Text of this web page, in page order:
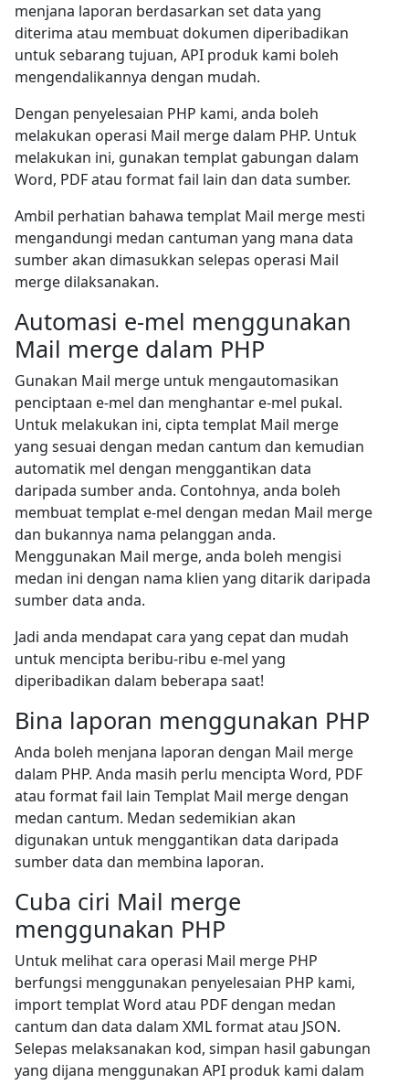
menjana laporan berdasarkan set data yang
diterima atau membuat dokumen diperibadikan
untuk sebarang tujuan, API produk kami boleh
mengendalikannya dengan mudah.
Dengan penyelesaian PHP kami, anda boleh
melakukan operasi Mail merge dalam PHP. Untuk
melakukan ini, gunakan templat gabungan dalam
Word, PDF atau format fail lain dan data sumber.
Ambil perhatian bahawa templat Mail merge mesti
mengandungi medan cantuman yang mana data
sumber akan dimasukkan selepas operasi Mail
merge dilaksanakan.
Automasi e-mel menggunakan
Mail merge dalam PHP
Gunakan Mail merge untuk mengautomasikan
penciptaan e-mel dan menghantar e-mel pukal.
Untuk melakukan ini, cipta templat Mail merge
yang sesuai dengan medan cantum dan kemudian
automatik mel dengan menggantikan data
daripada sumber anda. Contohnya, anda boleh
membuat templat e-mel dengan medan Mail merge
dan bukannya nama pelanggan anda.
Menggunakan Mail merge, anda boleh mengisi
medan ini dengan nama klien yang ditarik daripada
sumber data anda.
Jadi anda mendapat cara yang cepat dan mudah
untuk mencipta beribu-ribu e-mel yang
diperibadikan dalam beberapa saat!
Bina laporan menggunakan PHP
Anda boleh menjana laporan dengan Mail merge
dalam PHP. Anda masih perlu mencipta Word, PDF
atau format fail lain Templat Mail merge dengan
medan cantum. Medan sedemikian akan
digunakan untuk menggantikan data daripada
sumber data dan membina laporan.
Cuba ciri Mail merge
menggunakan PHP
Untuk melihat cara operasi Mail merge PHP
berfungsi menggunakan penyelesaian PHP kami,
import templat Word atau PDF dengan medan
cantum dan data dalam XML format atau JSON.
Selepas melaksanakan kod, simpan hasil gabungan
yang dijana menggunakan API produk kami dalam